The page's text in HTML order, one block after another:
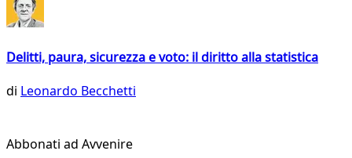
Delitti, paura, sicurezza e voto: il diritto alla statistica
di Leonardo Becchetti
Abbonati ad Avvenire